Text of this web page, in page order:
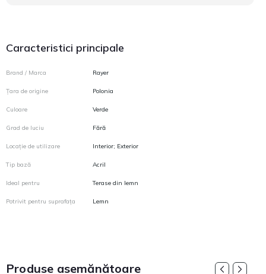
Caracteristici principale
Brand / Marca Rayer
Țara de origine Polonia
Culoare Verde
Grad de luciu Fără
Locație de utilizare Interior; Exterior
Tip bază Acril
Ideal pentru Terase din lemn
Potrivit pentru suprafața Lemn
Produse asemănătoare